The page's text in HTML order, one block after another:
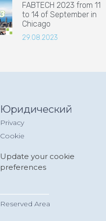
FABTECH 2023 from 11
to 14 of September in
Chicago
29.08.2023
Юридический
Privacy
Cookie
Update your cookie
preferences
Reserved Area